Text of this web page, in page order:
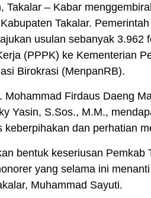
Takalar – Kabar
Takalar.
usulan sebanyak 3.962
(PPPK) ke Kementerian
Birokrasi (MenpanRB).
Mohammad Firdaus Daeng
Yasin, S.Sos., M.M.,
keberpihakan dan perhatian
bentuk keseriusan Pemkab
yang selama ini
Muhammad Sayuti.